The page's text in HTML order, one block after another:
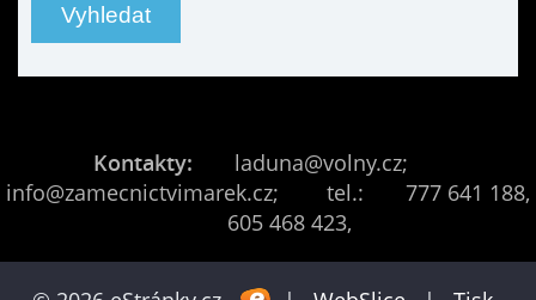
Kontakty:
laduna@volny.cz;
info@zamecnictvimarek.cz; tel.: 777 641 188,
605 468 423,